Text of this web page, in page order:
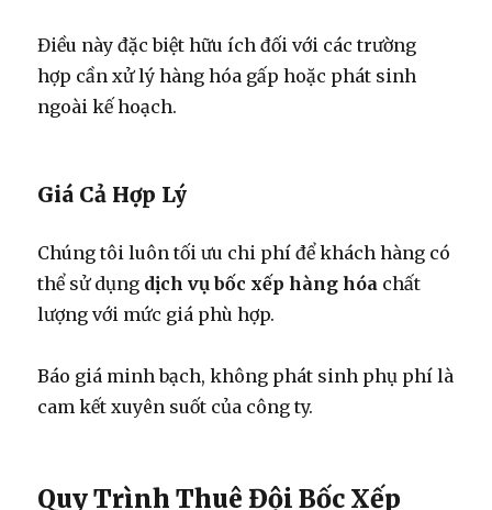
Điều này đặc biệt hữu ích đối với các trường
hợp cần xử lý hàng hóa gấp hoặc phát sinh
ngoài kế hoạch.
Giá Cả Hợp Lý
Chúng tôi luôn tối ưu chi phí để khách hàng có
thể sử dụng dịch vụ bốc xếp hàng hóa chất
lượng với mức giá phù hợp.
Báo giá minh bạch, không phát sinh phụ phí là
cam kết xuyên suốt của công ty.
Quy Trình Thuê Đội Bốc Xếp